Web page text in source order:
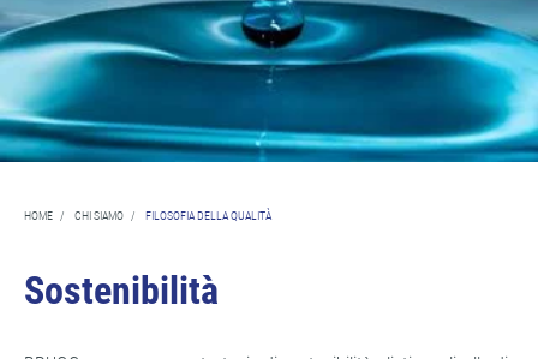
HOME / CHI SIAMO / FILOSOFIA DELLA QUALITÀ
Sostenibilità